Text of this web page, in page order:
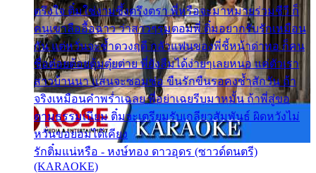
ตรึงใจ ติ๋มใช่งามซึ้งตรึงตรา พี่หรือจะมาหมายร่วมชีวี ก็
คนเขาลืออื้อฉาว ว่าสาวๆรุมตอมพี่ ติ๋มอยากรับรักเหมือน
กัน แต่หวั่นจะช้ำดวงฤดี กลัวแฟนของพี่ชี้หน้าด่าทอ ก็คน
ชื่อต๋อยต้อยตุ้มตุ๋ยต่าย พี่ยังลืมได้ง่ายๆเลยหนอ แค่ตัวเรา
สาวบ้านนา แสนจะซอมซ่อ ขืนรักขืนรอคงช้ำสักวัน ถ้า
จริงเหมือนคำพร่ำเฉลย พี่อย่าเฉยรีบมาหมั้น ถ้าพี่สู่ขอ
ตามธรรมเนียม ติ๋มจะเตรียมรับเกลียวสัมพันธ์ ผิดหวังไม่
หวั่นขอยอมได้เคียง
รักติ๋มแน่หรือ - หงษ์ทอง ดาวอุดร (ซาวด์ดนตรี)
(KARAOKE)